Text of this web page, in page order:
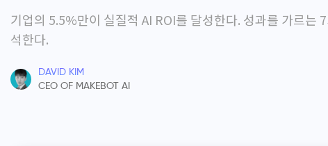
기업의 5.5%만이 실질적 AI ROI를 달성한다. 성과를 가르는
석한다.
DAVID KIM
CEO OF MAKEBOT AI